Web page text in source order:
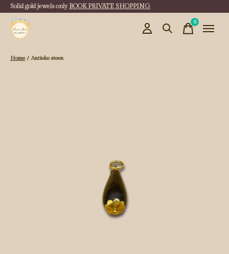
Solid gold jewels only BOOK PRIVATE SHOPPING
0items
Home / Antieke steen